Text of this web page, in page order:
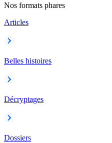
Nos formats phares
Articles
Belles histoires
Décryptages
Dossiers